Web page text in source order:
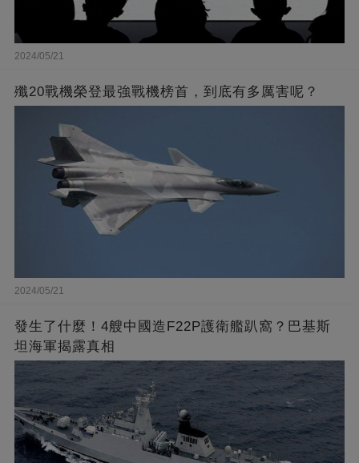
2024/05/21
殲20戰機榮登最強戰機榜首，到底有多厲害呢？
2024/05/21
發生了什麼！4艘中國造F22P護衛艦趴窩？巴基斯
坦海軍揭露真相